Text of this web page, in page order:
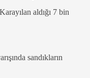
aldığı 7 bin
sandıkların